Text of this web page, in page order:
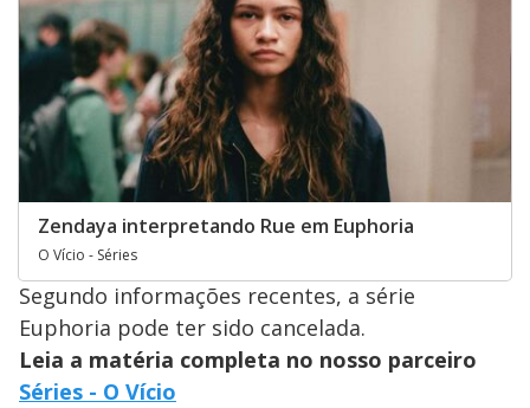
Zendaya interpretando Rue em Euphoria
O Vício - Séries
Segundo informações recentes, a série
Euphoria pode ter sido cancelada.
Leia a matéria completa no nosso parceiro
Séries - O Vício